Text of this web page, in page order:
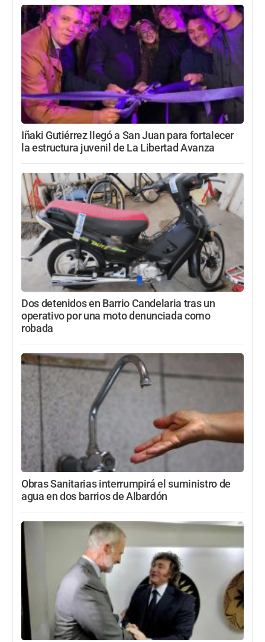
Iñaki Gutiérrez llegó a San Juan para fortalecer
la estructura juvenil de La Libertad Avanza
Dos detenidos en Barrio Candelaria tras un
operativo por una moto denunciada como
robada
Obras Sanitarias interrumpirá el suministro de
agua en dos barrios de Albardón